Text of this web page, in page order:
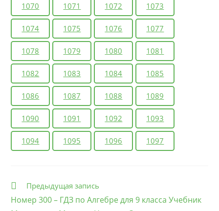
1070 1071 1072 1073
1074 1075 1076 1077
1078 1079 1080 1081
1082 1083 1084 1085
1086 1087 1088 1089
1090 1091 1092 1093
1094 1095 1096 1097
Еще
Предыдущая запись
Номер 300 – ГДЗ по Алгебре для 9 класса Учебник